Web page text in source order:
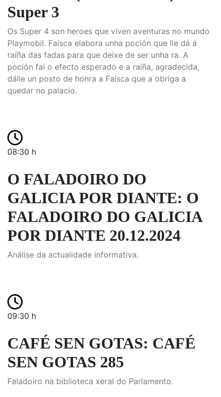
Super 3
Os Super 4 son heroes que viven aventuras no mundo
Playmobil. Faísca elabora unha poción que lle dá á
raíña das fadas para que deixe de ser unha ra. A
poción fai o efecto esperado e a raíña, agradecida,
dálle un posto de honra a Faísca que a obriga a
quedar no palacio.
08:30 h
O FALADOIRO DO
GALICIA POR DIANTE: O
FALADOIRO DO GALICIA
POR DIANTE 20.12.2024
Análise da actualidade informativa.
09:30 h
CAFÉ SEN GOTAS: CAFÉ
SEN GOTAS 285
Faladoiro na biblioteca xeral do Parlamento.